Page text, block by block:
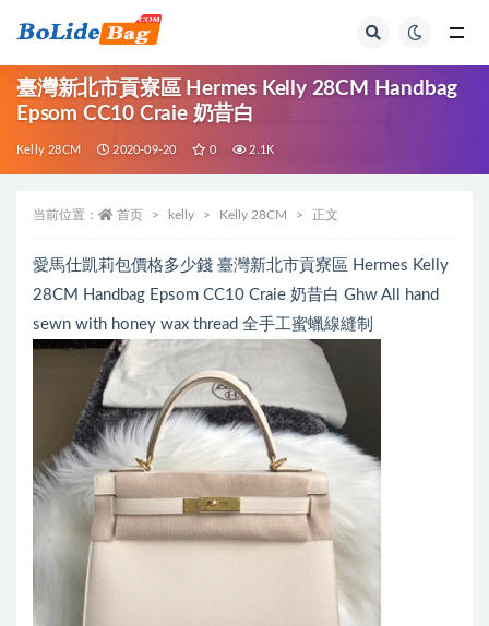
臺灣新北市貢寮區 Hermes Kelly 28CM Handbag
Epsom CC10 Craie 奶昔白
Kelly 28CM 2020-09-20 0 2.1K
当前位置： 首页 kelly Kelly 28CM 正文
愛馬仕凱莉包價格多少錢 臺灣新北市貢寮區 Hermes Kelly
28CM Handbag Epsom CC10 Craie 奶昔白 Ghw All hand
sewn with honey wax thread 全手工蜜蠟線縫制